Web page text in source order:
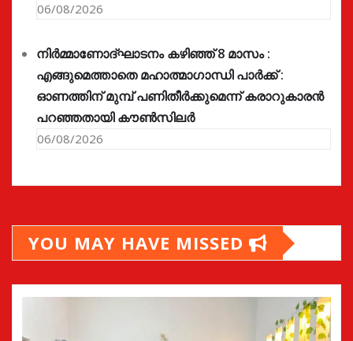
06/08/2026
നിർമ്മാണോദ്ഘാടനം കഴിഞ്ഞ് 8 മാസം :
എങ്ങുമെത്താതെ മഹാത്മാഗാന്ധി പാർക്ക് :
ഓണത്തിന് മുമ്പ് പണിതീർക്കുമെന്ന് കരാറുകാരൻ
പറഞ്ഞതായി കൗൺസിലർ
06/08/2026
YOU MAY HAVE MISSED